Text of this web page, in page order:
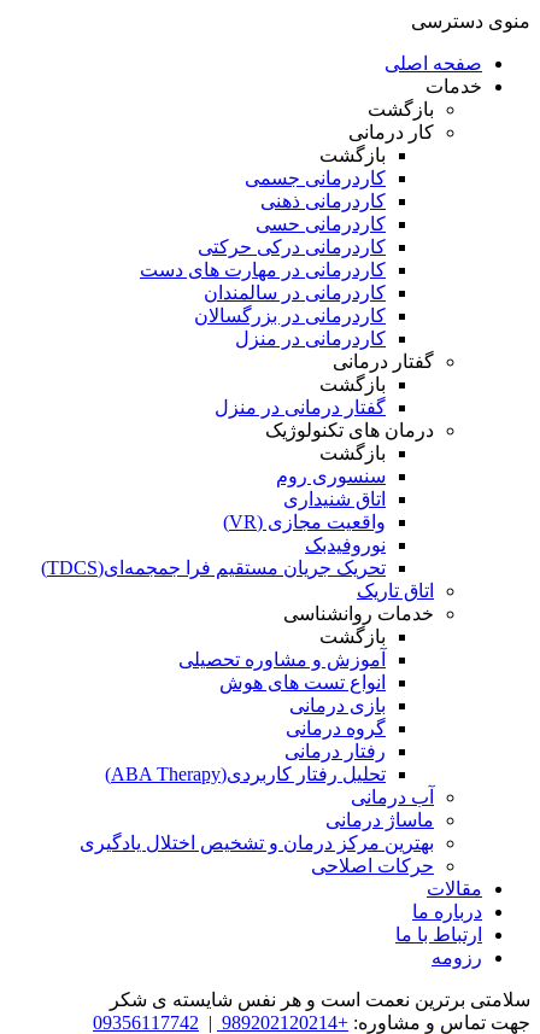
منوی دسترسی
صفحه اصلی
خدمات
بازگشت
کار درمانی
بازگشت
کاردرمانی جسمی
کاردرمانی ذهنی
کاردرمانی حسی
کاردرمانی درکی حرکتی
کاردرمانی در مهارت های دست
کاردرمانی در سالمندان
کاردرمانی در بزرگسالان
کاردرمانی در منزل
گفتار درمانی
بازگشت
گفتار درمانی در منزل
درمان های تکنولوژیک
بازگشت
سنسوری روم
اتاق شنیداری
واقعیت مجازی (VR)
نوروفیدبک
تحریک جریان مستقیم فرا جمجمه‌ای(TDCS)
اتاق تاریک
خدمات روانشناسی
بازگشت
آموزش و مشاوره تحصیلی
انواع تست های هوش
بازی درمانی
گروه درمانی
رفتار درمانی
تحلیل رفتار کاربردی(ABA Therapy)
آب درمانی
ماساژ درمانی
بهترین مرکز درمان و تشخیص اختلال یادگیری
حرکات اصلاحی
مقالات
درباره ما
ارتباط با ما
رزومه
سلامتی برترین نعمت است و هر نفس شایسته­ ی شکر
جهت تماس و مشاوره: +989202120214
|
09356117742